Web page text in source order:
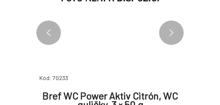
Kód: 70233
Bref WC Power Aktiv Citrón, WC